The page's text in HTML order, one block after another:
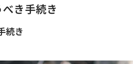
き手続き
続き